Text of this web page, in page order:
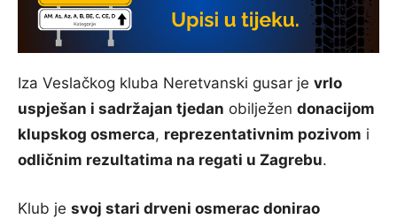
Iza Veslačkog kluba Neretvanski gusar je vrlo
uspješan i sadržajan tjedan obilježen donacijom
klupskog osmerca, reprezentativnim pozivom i
odličnim rezultatima na regati u Zagrebu.
Klub je svoj stari drveni osmerac donirao